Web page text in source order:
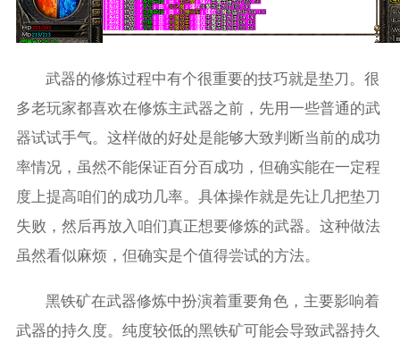
武器的修炼过程中有个很重要的技巧就是垫刀。很
多老玩家都喜欢在修炼主武器之前，先用一些普通的武
器试试手气。这样做的好处是能够大致判断当前的成功
率情况，虽然不能保证百分百成功，但确实能在一定程
度上提高咱们的成功几率。具体操作就是先让几把垫刀
失败，然后再放入咱们真正想要修炼的武器。这种做法
虽然看似麻烦，但确实是个值得尝试的方法。
黑铁矿在武器修炼中扮演着重要角色，主要影响着
武器的持久度。纯度较低的黑铁矿可能会导致武器持久